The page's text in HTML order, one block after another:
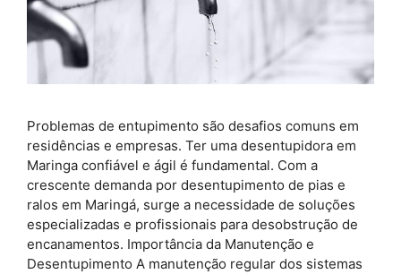
Problemas de entupimento são desafios comuns em
residências e empresas. Ter uma desentupidora em
Maringa confiável e ágil é fundamental. Com a
crescente demanda por desentupimento de pias e
ralos em Maringá, surge a necessidade de soluções
especializadas e profissionais para desobstrução de
encanamentos. Importância da Manutenção e
Desentupimento A manutenção regular dos sistemas